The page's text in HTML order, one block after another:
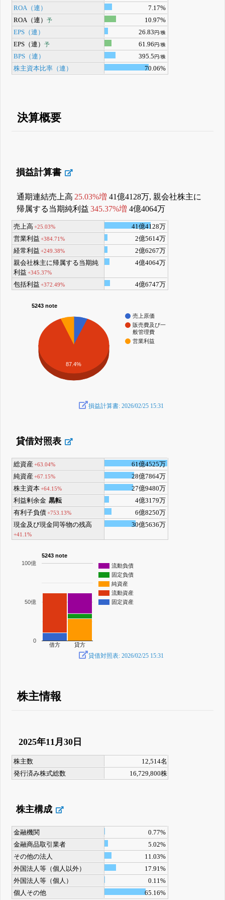
ROA（連）
7.17%
ROA（連）予
10.97%
EPS（連）
26.83円/株
EPS（連）予 61.96円/株
BPS（連） 395.5円/株
株主資本比率（連） 70.06%
決算概要
損益計算書
通期連結売上高 25.03%増 41億4128万, 親会社株主に
帰属する当期純利益 345.37%増 4億4064万
売上高 +25.03%
41億4128万
営業利益 +384.71%
2億5614万
経常利益 +249.38%
2億6267万
親会社株主に帰属する当期純
利益 +345.37%
4億4064万
包括利益 +372.49% 4億6747万
5243 note
売上原価
販売費及び一
般管理費
営業利益
87.4%
損益計算書: 2026/02/25 15:31
貸借対照表
総資産+63.04%
61億4525万
純資産+67.15%
28億7864万
株主資本+64.15%
27億9480万
利益剰余金 黒転
4億3179万
有利子負債+753.13%
6億8250万
現金及び現金同等物の残高
+41.1%
30億5636万
5243 note
流動負債
固定負債
純資産
流動資産
固定資産
借方 貸方
0
50億
100億
貸借対照表: 2026/02/25 15:31
株主情報
2025年11月30日
株主数
12,514名
発行済み株式総数
16,729,800株
株主構成
金融機関
0.77%
金融商品取引業者
5.02%
その他の法人
11.03%
外国法人等（個人以外）
17.91%
外国法人等（個人）
0.11%
個人その他
65.16%